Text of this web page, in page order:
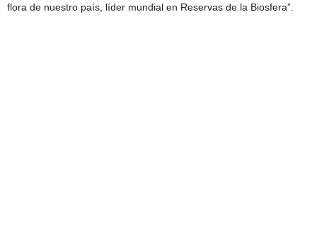
flora de nuestro país, líder mundial en Reservas de la Biosfera”.